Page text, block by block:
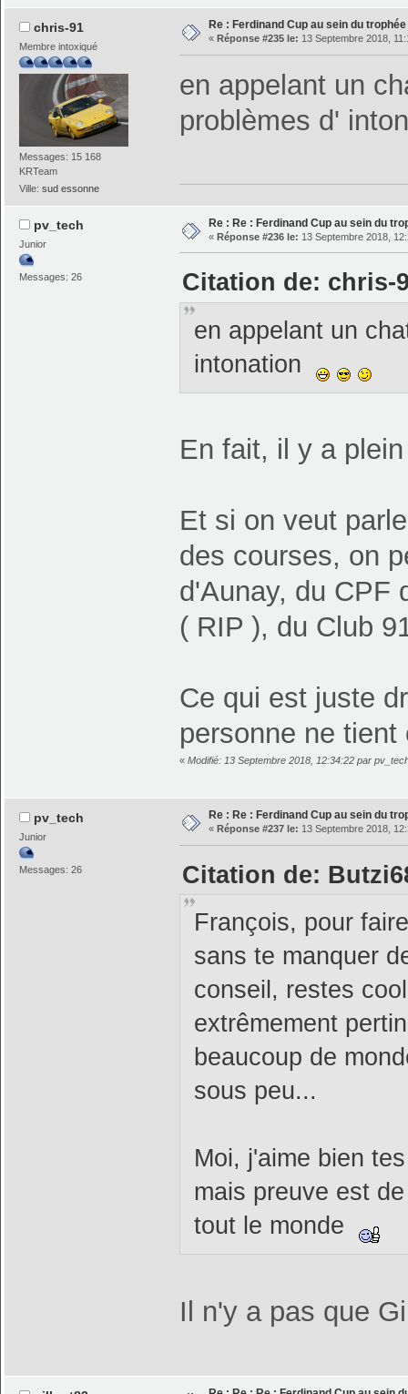
chris-91
Membre intoxiqué
Messages: 15 168
KRTeam
Ville:sud essonne
Re : Ferdinand Cup au sein du trophée
« Réponse #235 le: 13 Septembre 2018,
en appelant un
problèmes d'
pv_tech
Junior
Messages: 26
Re : Re : Ferdinand Cup au sein du
« Réponse #236 le: 13 Septembre 2018,
Citation de: chris-
en appelant un
intonation
En fait, il y a
Et si on veut
des courses, on
d'Aunay, du CPF
( RIP ), du Club
Ce qui est juste
personne ne
« Modifié: 13 Septembre 2018, 12:34:22 par
pv_tech
Junior
Messages: 26
Re : Re : Ferdinand Cup au sein du
« Réponse #237 le: 13 Septembre 2018,
Citation de:
François, pour
sans te manquer
conseil, restes
extrêmement
beaucoup de
sous peu...
Moi, j'aime bien
mais preuve est
tout le monde
Il n'y a pas que